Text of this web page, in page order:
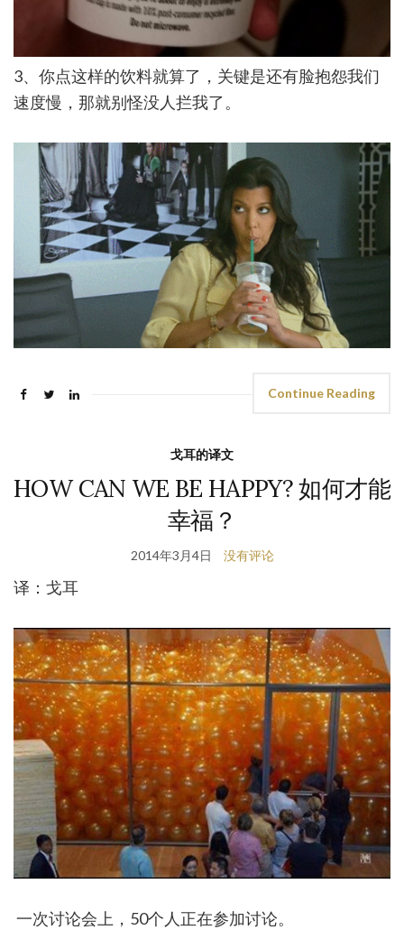
3、你点这样的饮料就算了，关键是还有脸抱怨我们
速度慢，那就别怪没人拦我了。
Continue Reading
戈耳的译文
HOW CAN WE BE HAPPY? 如何才能
幸福？
2014年3月4日 没有评论
译：戈耳
一次讨论会上，50个人正在参加讨论。